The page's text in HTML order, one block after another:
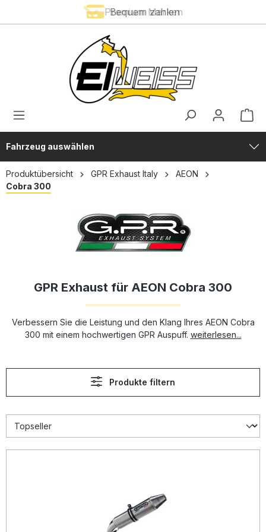
Premium Marken
Bequem zahlen
Fahrzeug auswählen
Produktübersicht GPR Exhaust Italy
AEON
Cobra 300
GPR Exhaust für AEON Cobra 300
Verbessern Sie die Leistung und den Klang Ihres AEON Cobra
300 mit einem hochwertigen GPR Auspuff. weiterlesen...
Produkte filtern